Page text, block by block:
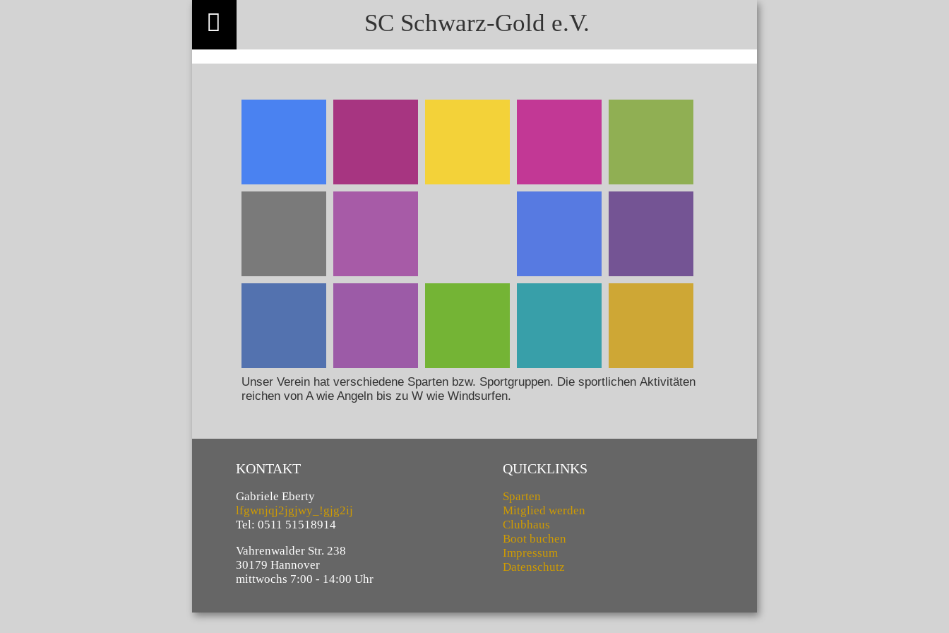
SC Schwarz-Gold e.V.
Unser Verein hat verschiedene Sparten bzw. Sportgruppen. Die sportlichen Aktivitäten
reichen von A wie Angeln bis zu W wie Windsurfen.
KONTAKT
Gabriele Eberty
lfgwnjqj2jgjwy_!gjg2ij
Tel: 0511 51518914
Vahrenwalder Str. 238
30179 Hannover
mittwochs 7:00 - 14:00 Uhr
QUICKLINKS
Sparten
Mitglied werden
Clubhaus
Boot buchen
Impressum
Datenschutz